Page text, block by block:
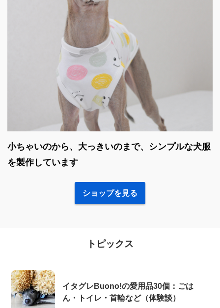
小ちゃいのから、大っきいのまで、シンプルな犬服
を製作しています
ショップを見る
トピックス
イタグレBuono!の愛用品30個：ごは
ん・トイレ・首輪など（体験談）